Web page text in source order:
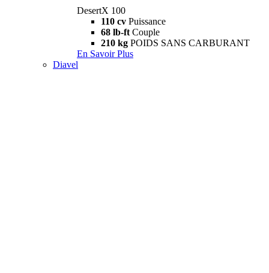
DesertX 100
110 cv Puissance
68 lb-ft Couple
210 kg POIDS SANS CARBURANT
En Savoir Plus
Diavel